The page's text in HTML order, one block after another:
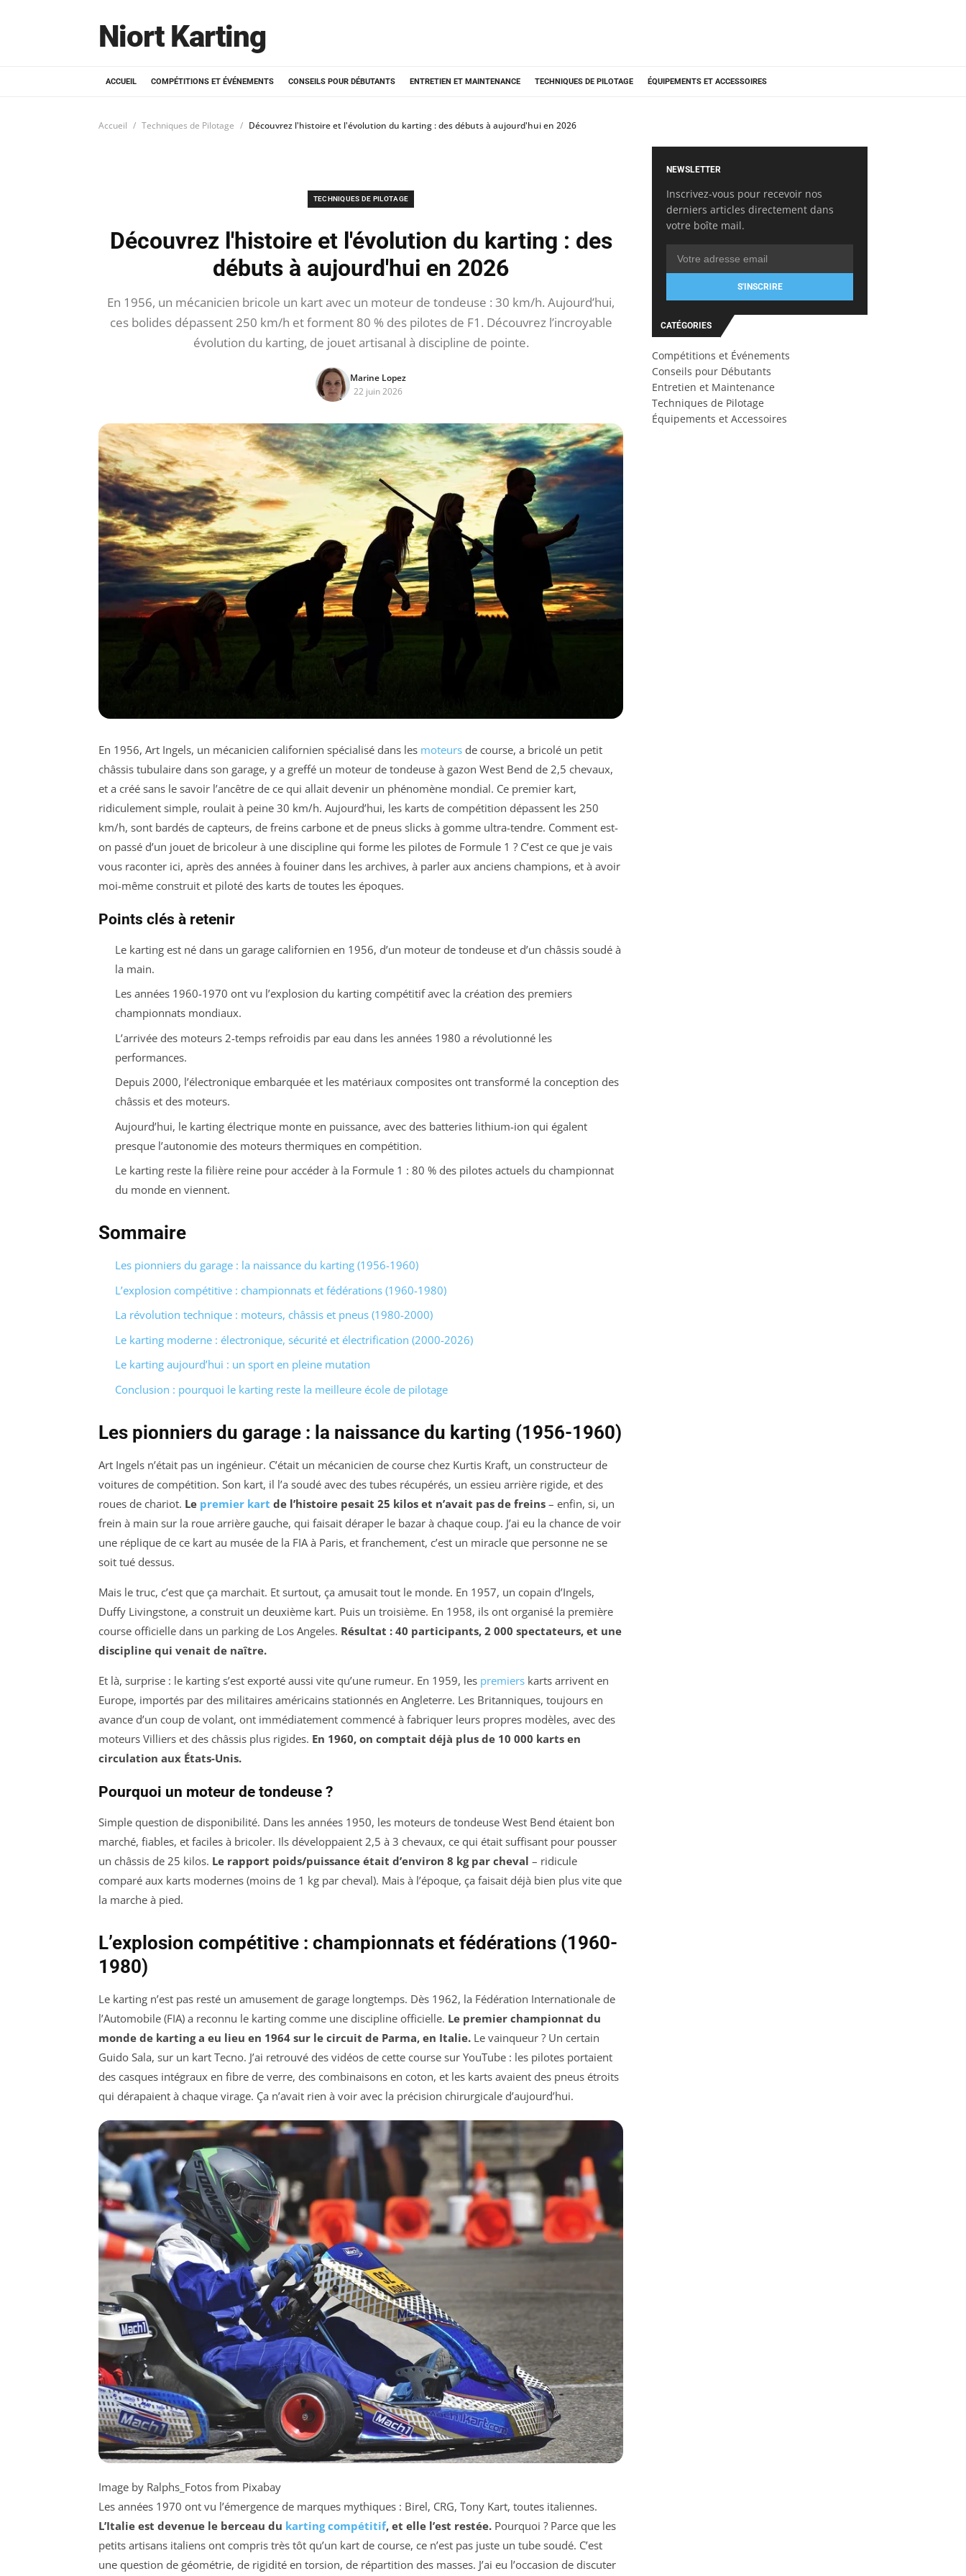
Niort Karting
ACCUEIL COMPÉTITIONS ET ÉVÉNEMENTS CONSEILS POUR DÉBUTANTS ENTRETIEN ET MAINTENANCE TECHNIQUES DE PILOTAGE ÉQUIPEMENTS ET ACCESSOIRES
Accueil Techniques de Pilotage Découvrez l'histoire et l'évolution du karting : des débuts à aujourd'hui en 2026
TECHNIQUES DE PILOTAGE
Découvrez l'histoire et l'évolution du karting : des
débuts à aujourd'hui en 2026
En 1956, un mécanicien bricole un kart avec un moteur de tondeuse : 30 km/h. Aujourd’hui,
ces bolides dépassent 250 km/h et forment 80 % des pilotes de F1. Découvrez l’incroyable
évolution du karting, de jouet artisanal à discipline de pointe.
Marine Lopez
22 juin 2026
En 1956, Art Ingels, un mécanicien californien spécialisé dans les moteurs de course, a bricolé un petit
châssis tubulaire dans son garage, y a greffé un moteur de tondeuse à gazon West Bend de 2,5 chevaux,
et a créé sans le savoir l’ancêtre de ce qui allait devenir un phénomène mondial. Ce premier kart,
ridiculement simple, roulait à peine 30 km/h. Aujourd’hui, les karts de compétition dépassent les 250
km/h, sont bardés de capteurs, de freins carbone et de pneus slicks à gomme ultra-tendre. Comment est-
on passé d’un jouet de bricoleur à une discipline qui forme les pilotes de Formule 1 ? C’est ce que je vais
vous raconter ici, après des années à fouiner dans les archives, à parler aux anciens champions, et à avoir
moi-même construit et piloté des karts de toutes les époques.
Points clés à retenir
Le karting est né dans un garage californien en 1956, d’un moteur de tondeuse et d’un châssis soudé à
la main.
Les années 1960-1970 ont vu l’explosion du karting compétitif avec la création des premiers
championnats mondiaux.
L’arrivée des moteurs 2-temps refroidis par eau dans les années 1980 a révolutionné les
performances.
Depuis 2000, l’électronique embarquée et les matériaux composites ont transformé la conception des
châssis et des moteurs.
Aujourd’hui, le karting électrique monte en puissance, avec des batteries lithium-ion qui égalent
presque l’autonomie des moteurs thermiques en compétition.
Le karting reste la filière reine pour accéder à la Formule 1 : 80 % des pilotes actuels du championnat
du monde en viennent.
Sommaire
Les pionniers du garage : la naissance du karting (1956-1960)
L’explosion compétitive : championnats et fédérations (1960-1980)
La révolution technique : moteurs, châssis et pneus (1980-2000)
Le karting moderne : électronique, sécurité et électrification (2000-2026)
Le karting aujourd’hui : un sport en pleine mutation
Conclusion : pourquoi le karting reste la meilleure école de pilotage
Les pionniers du garage : la naissance du karting (1956-1960)
Art Ingels n’était pas un ingénieur. C’était un mécanicien de course chez Kurtis Kraft, un constructeur de
voitures de compétition. Son kart, il l’a soudé avec des tubes récupérés, un essieu arrière rigide, et des
roues de chariot. Le premier kart de l’histoire pesait 25 kilos et n’avait pas de freins – enfin, si, un
frein à main sur la roue arrière gauche, qui faisait déraper le bazar à chaque coup. J’ai eu la chance de voir
une réplique de ce kart au musée de la FIA à Paris, et franchement, c’est un miracle que personne ne se
soit tué dessus.
Mais le truc, c’est que ça marchait. Et surtout, ça amusait tout le monde. En 1957, un copain d’Ingels,
Duffy Livingstone, a construit un deuxième kart. Puis un troisième. En 1958, ils ont organisé la première
course officielle dans un parking de Los Angeles. Résultat : 40 participants, 2 000 spectateurs, et une
discipline qui venait de naître.
Et là, surprise : le karting s’est exporté aussi vite qu’une rumeur. En 1959, les premiers karts arrivent en
Europe, importés par des militaires américains stationnés en Angleterre. Les Britanniques, toujours en
avance d’un coup de volant, ont immédiatement commencé à fabriquer leurs propres modèles, avec des
moteurs Villiers et des châssis plus rigides. En 1960, on comptait déjà plus de 10 000 karts en
circulation aux États-Unis.
Pourquoi un moteur de tondeuse ?
Simple question de disponibilité. Dans les années 1950, les moteurs de tondeuse West Bend étaient bon
marché, fiables, et faciles à bricoler. Ils développaient 2,5 à 3 chevaux, ce qui était suffisant pour pousser
un châssis de 25 kilos. Le rapport poids/puissance était d’environ 8 kg par cheval – ridicule
comparé aux karts modernes (moins de 1 kg par cheval). Mais à l’époque, ça faisait déjà bien plus vite que
la marche à pied.
L’explosion compétitive : championnats et fédérations (1960-
1980)
Le karting n’est pas resté un amusement de garage longtemps. Dès 1962, la Fédération Internationale de
l’Automobile (FIA) a reconnu le karting comme une discipline officielle. Le premier championnat du
monde de karting a eu lieu en 1964 sur le circuit de Parma, en Italie. Le vainqueur ? Un certain
Guido Sala, sur un kart Tecno. J’ai retrouvé des vidéos de cette course sur YouTube : les pilotes portaient
des casques intégraux en fibre de verre, des combinaisons en coton, et les karts avaient des pneus étroits
qui dérapaient à chaque virage. Ça n’avait rien à voir avec la précision chirurgicale d’aujourd’hui.
Image by Ralphs_Fotos from Pixabay
Les années 1970 ont vu l’émergence de marques mythiques : Birel, CRG, Tony Kart, toutes italiennes.
L’Italie est devenue le berceau du karting compétitif, et elle l’est restée. Pourquoi ? Parce que les
petits artisans italiens ont compris très tôt qu’un kart de course, ce n’est pas juste un tube soudé. C’est
une question de géométrie, de rigidité en torsion, de répartition des masses. J’ai eu l’occasion de discuter
NEWSLETTER
Inscrivez-vous pour recevoir nos
derniers articles directement dans
votre boîte mail.
S'INSCRIRE
CATÉGORIES
Compétitions et Événements
Conseils pour Débutants
Entretien et Maintenance
Techniques de Pilotage
Équipements et Accessoires